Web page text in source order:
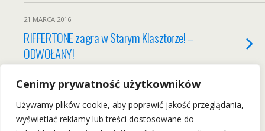
Cenimy prywatność użytkowników
Używamy plików cookie, aby poprawić jakość przeglądania,
wyświetlać reklamy lub treści dostosowane do
21 MARCA 2016
RIFFERTONE zagra w Starym Klasztorze! –
ODWOŁANY!